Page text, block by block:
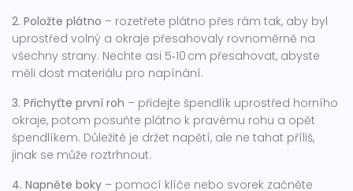
2. Položte plátno – rozetřete plátno přes rám tak, aby byl
uprostřed volný a okraje přesahovaly rovnoměrně na
všechny strany. Nechte asi 5‑10 cm přesahovat, abyste
měli dost materiálu pro napínání.
3. Přichyťte první roh – přidejte špendlík uprostřed horního
okraje, potom posuňte plátno k pravému rohu a opět
špendlíkem. Důležité je držet napětí, ale ne tahat příliš,
jinak se může roztrhnout.
4. Napněte boky – pomocí klíče nebo svorek začněte